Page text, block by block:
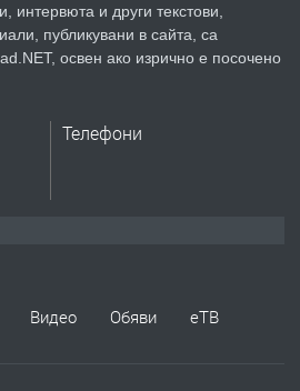
преди 2 години
индивидуалани уроци по
преди 2 години
интервюта и други текстови,
публикувани в сайта, са
освен ако изрично е посочено
Телефони
Видео Обяви
еТВ